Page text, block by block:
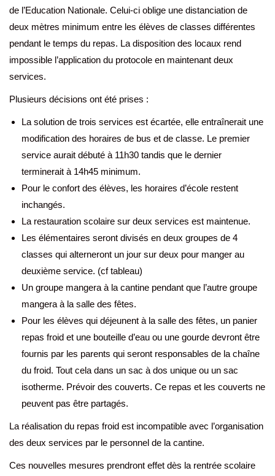
de l’Education Nationale. Celui-ci oblige une distanciation de
deux mètres minimum entre les élèves de classes différentes
pendant le temps du repas. La disposition des locaux rend
impossible l’application du protocole en maintenant deux
services.
Plusieurs décisions ont été prises :
La solution de trois services est écartée, elle entraînerait une
modification des horaires de bus et de classe. Le premier
service aurait débuté à 11h30 tandis que le dernier
terminerait à 14h45 minimum.
Pour le confort des élèves, les horaires d’école restent
inchangés.
La restauration scolaire sur deux services est maintenue.
Les élémentaires seront divisés en deux groupes de 4
classes qui alterneront un jour sur deux pour manger au
deuxième service. (cf tableau)
Un groupe mangera à la cantine pendant que l’autre groupe
mangera à la salle des fêtes.
Pour les élèves qui déjeunent à la salle des fêtes, un panier
repas froid et une bouteille d’eau ou une gourde devront être
fournis par les parents qui seront responsables de la chaîne
du froid. Tout cela dans un sac à dos unique ou un sac
isotherme. Prévoir des couverts. Ce repas et les couverts ne
peuvent pas être partagés.
La réalisation du repas froid est incompatible avec l’organisation
des deux services par le personnel de la cantine.
Ces nouvelles mesures prendront effet dès la rentrée scolaire